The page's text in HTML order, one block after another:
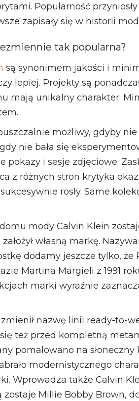
Popularność
zapisały się w historii
tak popularna?
są synonimem jakości i
lepiej. Projekty są
mają unikalny charakter.
możliwy, gdyby
nie bała się
pokazy i sesje zdjęciowe.
z różnych stron krytyka
rosły. Same
mody Calvin Klein
własną markę.
dodamy jeszcze tylko, że
Martina Margieli z 1991
marki wyraźnie
nazwę linii ready-to-
też przed kompletną
pomalowano na
modernistycznego
Wprowadza także Calvin
Millie Bobby Brown,